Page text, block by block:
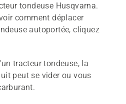
tondeuse Husqvarna.
comment déplacer
autoportée, cliquez
tracteur tondeuse, la
peut se vider ou vous